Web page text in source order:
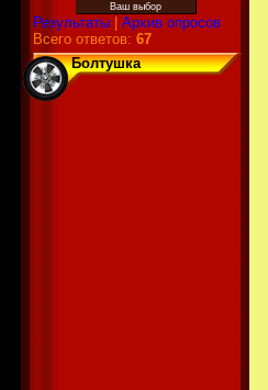
Результаты| Архив опросов
Всего ответов: 67
Болтушка